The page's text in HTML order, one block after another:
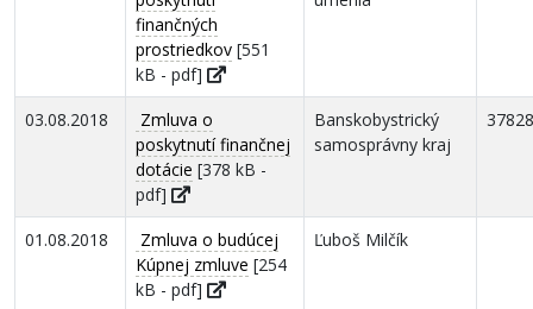
finančných
prostriedkov [551
kB - pdf]
03.08.2018
Zmluva o
poskytnutí finančnej
dotácie [378 kB -
pdf]
Banskobystrický
samosprávny kraj
01.08.2018
Zmluva o budúcej
Kúpnej zmluve [254
kB - pdf]
Ľuboš Milčík